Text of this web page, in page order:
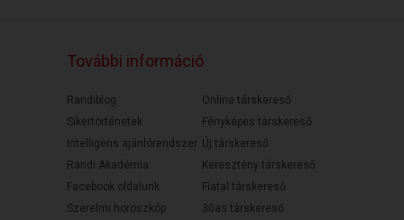
További információ
Randiblog
Sikertörténetek
Intelligens ajánlórendszer
Randi Akadémia
Facebook oldalunk
Szerelmi horoszkóp
Online társkereső
Fényképes társkereső
Új társkereső
Keresztény társkereső
Fiatal társkereső
30as társkereső